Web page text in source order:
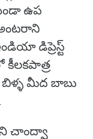
ఉప
డిప్రెస్ట్
కీలకపాత్ర
మీద బాబు
చాంద్వా